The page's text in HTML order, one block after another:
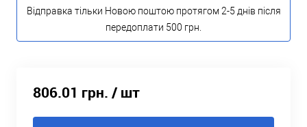
Відправка тільки Новою поштою протягом 2-5 днів після
передоплати 500 грн.
806.01 грн. / шт